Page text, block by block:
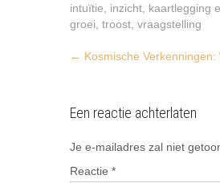
intuïtie
inzicht kaartlegging
groei troost vraagstelling
Post
← Kosmische
Een reactie achterlaten
Je e-mailadres zal niet
Reactie *